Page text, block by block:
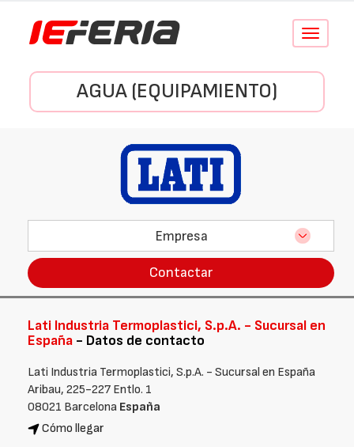
Conmutar
AGUA (EQUIPAMIENTO)
Empresa
Contactar
Lati Industria Termoplastici, S.p.A. - Sucursal en
España - Datos de contacto
Lati Industria Termoplastici, S.p.A. - Sucursal en España
Aribau, 225-227 Entlo. 1
08021 Barcelona España
Cómo llegar